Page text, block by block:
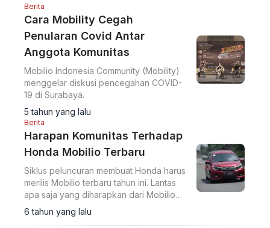
Berita
Cara Mobility Cegah
Penularan Covid Antar
Anggota Komunitas
Mobilio Indonesia Community (Mobility)
menggelar diskusi pencegahan COVID-
19 di Surabaya.
5 tahun yang lalu
Berita
Harapan Komunitas Terhadap
Honda Mobilio Terbaru
Siklus peluncuran membuat Honda harus
merilis Mobilio terbaru tahun ini. Lantas
apa saja yang diharapkan dari Mobilio
terbaru?
6 tahun yang lalu